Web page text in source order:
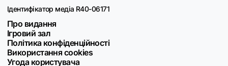
Ідентифікатор медіа R40-06171
Про видання
Ігровий зал
Політика конфіденційності
Використання cookies
Угода користувача